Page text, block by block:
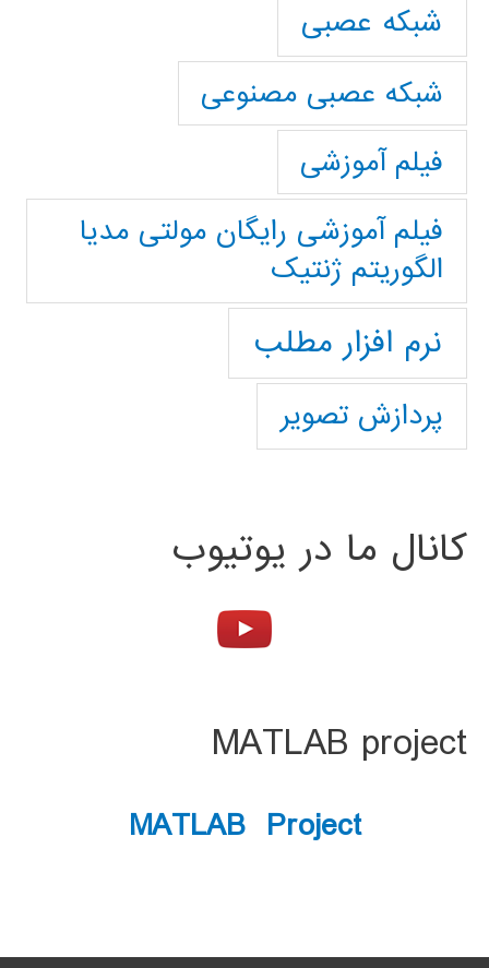
شبکه عصبی
شبکه عصبی مصنوعی
فیلم آموزشی
فیلم آموزشی رایگان مولتی مدیا
الگوریتم ژنتیک
نرم افزار مطلب
پردازش تصویر
کانال ما در یوتیوب
MATLAB project
MATLAB Project